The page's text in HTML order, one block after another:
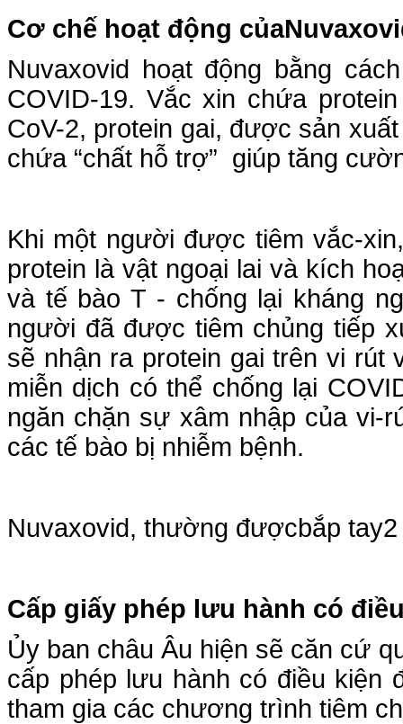
Cơ chế hoạt động của
Nuvaxovid hoạt động bằng
COVID-19. Vắc xin chứa
CoV-2, protein gai, được sản
chứa “chất hỗ trợ” giúp tăng
Khi một người được tiêm vắc-
protein là vật ngoại lai và kích
và tế bào T - chống lại kháng
người đã được tiêm chủng tiếp
sẽ nhận ra protein gai trên vi rút
miễn dịch có thể chống lại
ngăn chặn sự xâm nhập của vi-
các tế bào bị nhiễm bệnh.
Nuvaxovid, thường đượcbắp
Cấp giấy phép lưu hành có
Ủy ban châu Âu hiện sẽ căn cứ
cấp phép lưu hành có điều kiện
tham gia các chương trình tiêm